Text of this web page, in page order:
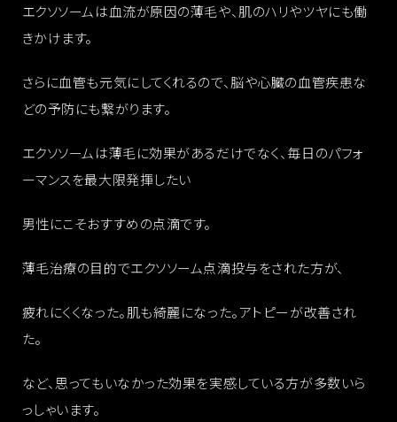
エクソソームは血流が原因の薄毛や、肌のハリやツヤにも働
きかけます。
さらに血管も元気にしてくれるので、脳や心臓の血管疾患な
どの予防にも繋がります。
エクソソームは薄毛に効果があるだけでなく、毎日のパフォ
ーマンスを最大限発揮したい
男性にこそおすすめの点滴です。
薄毛治療の目的でエクソソーム点滴投与をされた方が、
疲れにくくなった。肌も綺麗になった。アトピーが改善され
た。
など、思ってもいなかった効果を実感している方が多数いら
っしゃいます。